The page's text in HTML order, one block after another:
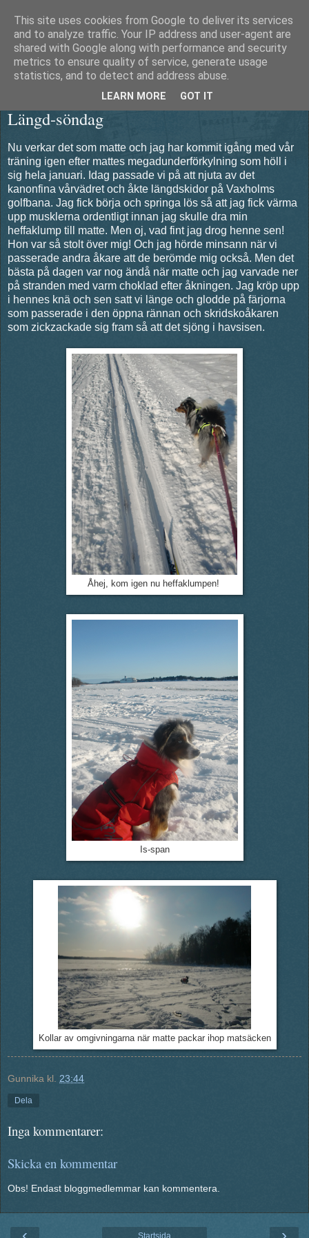
Äventyrshunden Diesel
Längd-söndag
Nu verkar det som matte och jag har kommit igång med vår
träning igen efter mattes megadunderförkylning som höll i
sig hela januari. Idag passade vi på att njuta av det
kanonfina vårvädret och åkte längdskidor på Vaxholms
golfbana. Jag fick börja och springa lös så att jag fick värma
upp musklerna ordentligt innan jag skulle dra min
heffaklump till matte. Men oj, vad fint jag drog henne sen!
Hon var så stolt över mig! Och jag hörde minsann när vi
passerade andra åkare att de berömde mig också. Men det
bästa på dagen var nog ändå när matte och jag varvade ner
på stranden med varm choklad efter åkningen. Jag kröp upp
i hennes knä och sen satt vi länge och glodde på färjorna
som passerade i den öppna rännan och skridskoåkaren
som zickzackade sig fram så att det sjöng i havsisen.
Åhej, kom igen nu heffaklumpen!
Is-span
Kollar av omgivningarna när matte packar ihop matsäcken
Gunnika kl. 23:44
Dela
Inga kommentarer:
Skicka en kommentar
Obs! Endast bloggmedlemmar kan kommentera.
Startsida
This site uses cookies from Google to deliver its services
and to analyze traffic. Your IP address and user-agent are
shared with Google along with performance and security
metrics to ensure quality of service, generate usage
statistics, and to detect and address abuse.
LEARN MORE GOT IT